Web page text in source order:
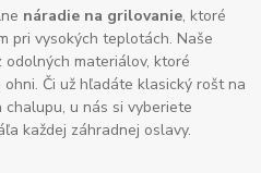
náradie na grilovanie, ktoré
pri vysokých teplotách. Naše
materiálov, ktoré
Či už hľadáte klasický rošt na
chalupu, u nás si vyberiete
každej záhradnej oslavy.